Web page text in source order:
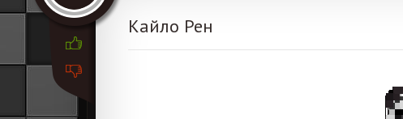
Кайло Рен